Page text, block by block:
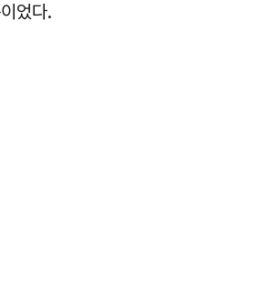
었다.